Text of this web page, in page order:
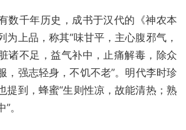
数千年历史，成书于汉代的《神农本
为上品，称其“味甘平，主心腹邪气，
诸不足，益气补中，止痛解毒，除众
，强志轻身，不饥不老”。明代李时珍
提到，蜂蜜“生则性凉，故能清热；熟
。